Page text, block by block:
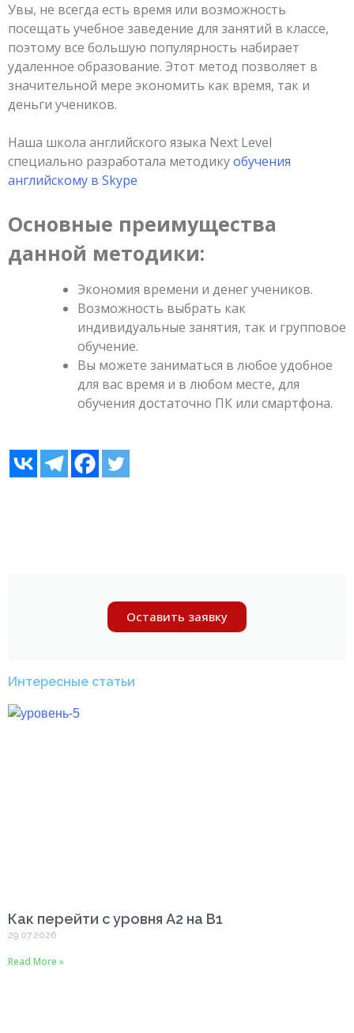
Увы, не всегда есть время или возможность
посещать учебное заведение для занятий в классе,
поэтому все большую популярность набирает
удаленное образование. Этот метод позволяет в
значительной мере экономить как время, так и
деньги учеников.
Наша школа английского языка Next Level
специально разработала методикуобучения
английскому в Skype
Основные преимущества
данной методики:
Экономия времени и денег учеников.
Возможность выбрать как
индивидуальные занятия, так и групповое
обучение.
Вы можете заниматься в любое удобное
для вас время и в любом месте, для
обучения достаточно ПК или смартфона.
Оставить заявку
Интересные статьи
Как перейти с уровня A2 на B1
29.07.2026
Read More »